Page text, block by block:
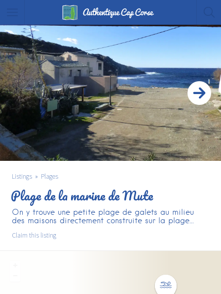
Listings Plages
Plage de la marine de Mute
On y trouve une petite plage de galets au milieu
des maisons directement construite sur la plage...
Claim this listing